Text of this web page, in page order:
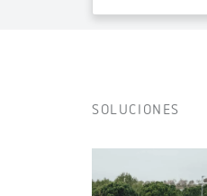
SOLUCIONES